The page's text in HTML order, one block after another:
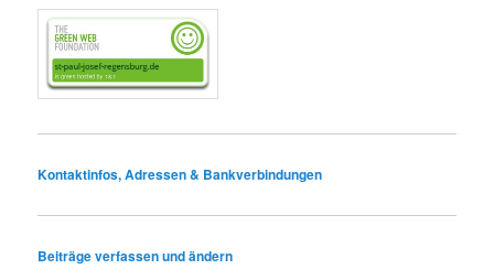
Kontaktinfos, Adressen & Bankverbindungen
Beiträge verfassen und ändern